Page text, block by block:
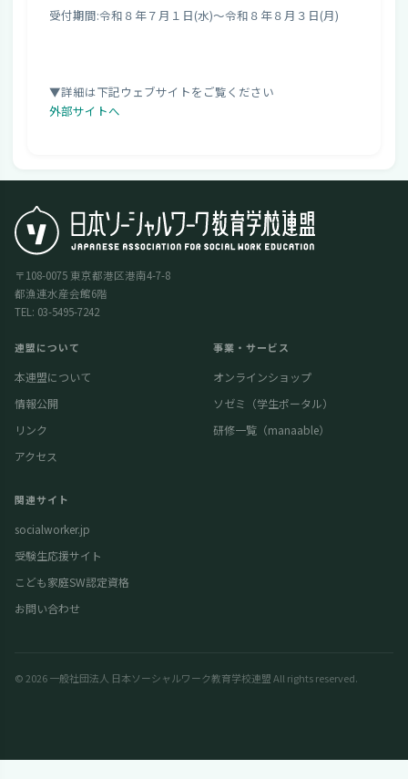
受付期間:令和８年７月１日(水)～令和８年８月３日(月)
▼詳細は下記ウェブサイトをご覧ください
外部サイトへ
〒108-0075 東京都港区港南4-7-8
都漁連水産会館6階
TEL: 03-5495-7242
連盟について
本連盟について
情報公開
リンク
アクセス
事業・サービス
オンラインショップ
ソゼミ（学生ポータル）
研修一覧（manaable）
関連サイト
socialworker.jp
受験生応援サイト
こども家庭SW認定資格
お問い合わせ
© 2026 一般社団法人 日本ソーシャルワーク教育学校連盟 All rights reserved.